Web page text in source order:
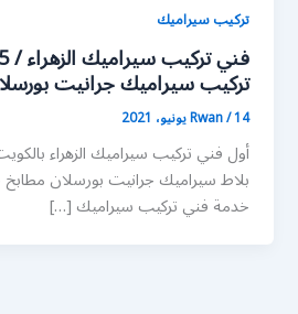
تركيب سيراميك
تركيب سيراميك جرانيت
Rwan/14 يونيو، 2021
أول فني تركيب سيراميك الزهراء
بلاط سيراميك جرانيت بورسلان
خدمة فني تركيب سيراميك […]